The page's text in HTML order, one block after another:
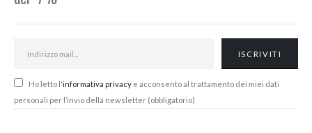
Ho letto l'informativa privacy e acconsento al trattamento dei miei dati
personali per l’invio della newsletter (obbligatorio)